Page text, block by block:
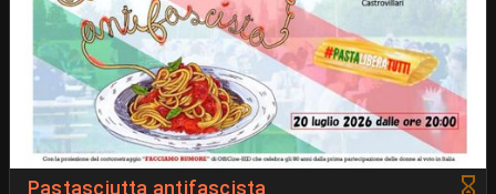
Pastasciutta antifascista